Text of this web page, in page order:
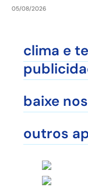
05/08/2026
clima e
baixe
outros